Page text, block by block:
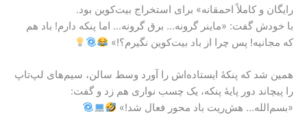
رایگان و کاملاً احمقانه» برای استخراج بیت‌کوین بود.
با خودش گفت: «ماینر گرونه… برق گرونه… اما پنکه دارم! باد هم
که مجانیه! پس چرا از باد بیت‌کوین نگیرم؟!»
همین شد که پنکهٔ ایستاده‌اش را آورد وسط سالن، سیم‌های لپ‌تاپ
را پیچاند دور پایهٔ پنکه، یک چسب نواری هم زد و گفت:
«بسم‌الله… هش‌ریت باد محور فعال شد!»